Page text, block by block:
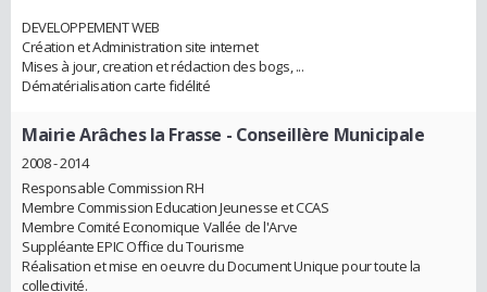
DEVELOPPEMENT WEB
Création et Administration site internet
Mises à jour, creation et rédaction des bogs, ...
Dématérialisation carte fidélité
Mairie Arâches la Frasse - Conseillère Municipale
2008 - 2014
Responsable Commission RH
Membre Commission Education Jeunesse et CCAS
Membre Comité Economique Vallée de l'Arve
Suppléante EPIC Office du Tourisme
Réalisation et mise en oeuvre du Document Unique pour toute la
collectivité.